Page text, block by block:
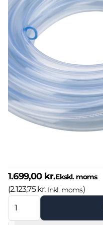
1.699,00 kr.Ekskl. moms
(2.123,75 kr. Inkl. moms)